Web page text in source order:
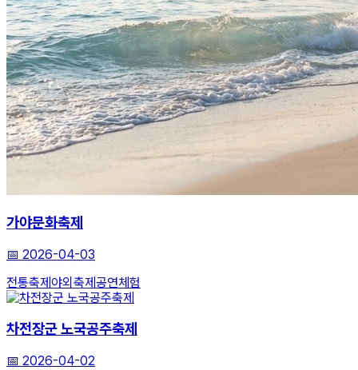
가야문화축제
📅 2026-04-03
전통축제야외축제공연체험
차전장군 노국공주축제
📅 2026-04-02